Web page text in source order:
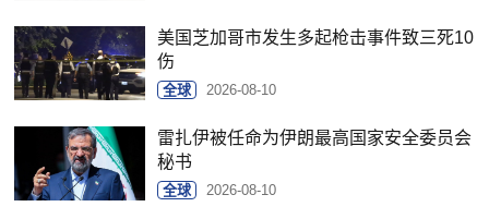
美国芝加哥市发生多起枪击事件致三死10
伤
全球 2026-08-10
雷扎伊被任命为伊朗最高国家安全委员会
秘书
全球 2026-08-10